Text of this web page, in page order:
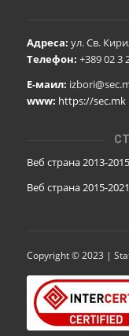
Адреса: ул. Св.
Телефон: +389 02 3
Е-маил:
www: https://sec.mk
Веб страна 2013-
Веб страна 2015-
Copyright © 2023 |